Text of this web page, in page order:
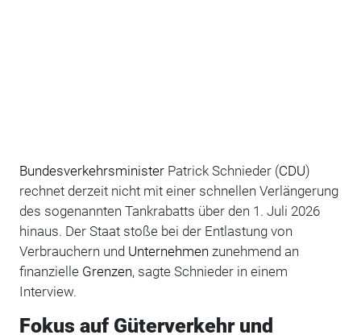
BundesverkehrsministerPatrick Schnieder (CDU)
rechnet derzeit nicht mit einer schnellen Verlängerung
des sogenannten Tankrabatts über den 1. Juli 2026
hinaus. Der Staat stoße bei der Entlastung von
Verbrauchern und Unternehmen zunehmend an
finanzielle Grenzen, sagte Schnieder in einem
Interview.
Fokus auf Güterverkehr und